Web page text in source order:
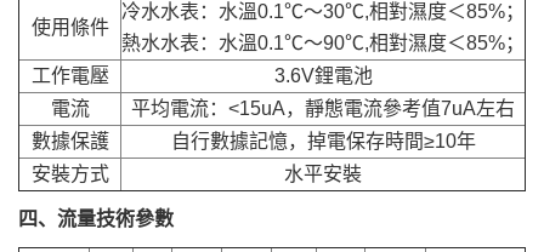
使用條件
冷水水表：水溫0.1℃～30℃,相對濕度＜85%；
熱水水表：水溫0.1℃～90℃,相對濕度＜85%；
工作電壓
3.6V鋰電池
電流
平均電流：<15uA，靜態電流參考值7uA左右
數據保護
自行數據記憶，掉電保存時間≥10年
安裝方式
水平安裝
四、流量技術參數